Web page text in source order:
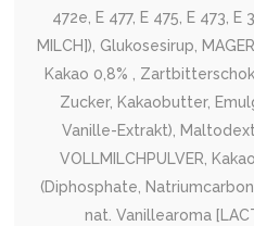
472e, E 477, E 475, E 473,
MILCH]), Glukosesirup,
Kakao 0,8% ,
Zucker, Kakaobutter,
Vanille-Extrakt),
VOLLMILCHPULVER,
(Diphosphate,
nat. Vanillearoma